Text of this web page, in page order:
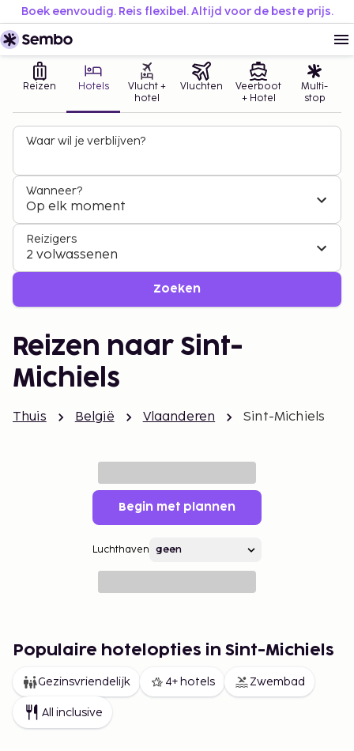
Boek eenvoudig. Reis flexibel. Altijd voor de beste prijs.
Reizen Hotels
Vlucht +
hotel
Vluchten
Veerboot
+ Hotel
Multi-
stop
Waar wil je verblijven?
Wanneer?
Op elk moment
Reizigers
2 volwassenen
Zoeken
Reizen naar Sint-
Michiels
Thuis België Vlaanderen Sint-Michiels
Begin met plannen
Luchthaven
Populaire hotelopties in Sint-Michiels
Gezinsvriendelijk 4+ hotels Zwembad
All inclusive